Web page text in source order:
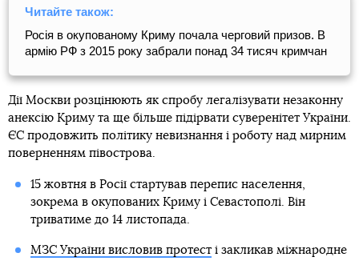
Читайте також:
Росія в окупованому Криму почала черговий призов. В
армію РФ з 2015 року забрали понад 34 тисяч кримчан
Дії Москви розцінюють як спробу легалізувати незаконну
анексію Криму та ще більше підірвати суверенітет України.
ЄС продовжить політику невизнання і роботу над мирним
поверненням півострова.
15 жовтня в Росії стартував перепис населення,
зокрема в окупованих Криму і Севастополі. Він
триватиме до 14 листопада.
МЗС України висловив протесті закликав міжнародне